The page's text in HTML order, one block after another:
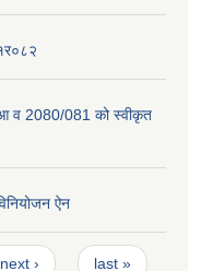
आ व 2080/081 को स्वीकृत
ऐन
next › last »